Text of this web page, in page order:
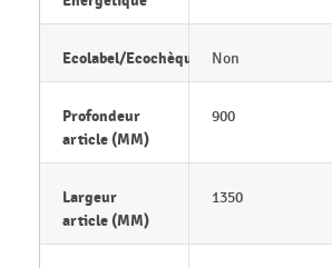
Ecolabel/Ecochèque Non
Profondeur
article (MM)
900
Largeur
article (MM)
1350